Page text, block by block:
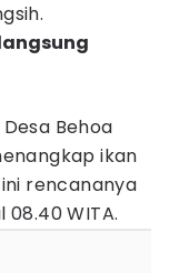
Behoa
ikan
rencananya
WITA.